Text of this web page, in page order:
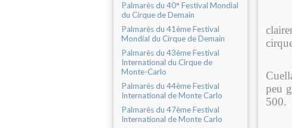
Palmarès du 40° Festival Mondial
du Cirque de Demain
Palmarès du 41ème Festival
Mondial du Cirque de Demain
Palmarès du 43ème Festival
International du Cirque de
Monte-Carlo
Palmarès du 44ème Festival
International de Monte Carlo
Palmarès du 47ème Festival
International de Monte Carlo
peu
500.